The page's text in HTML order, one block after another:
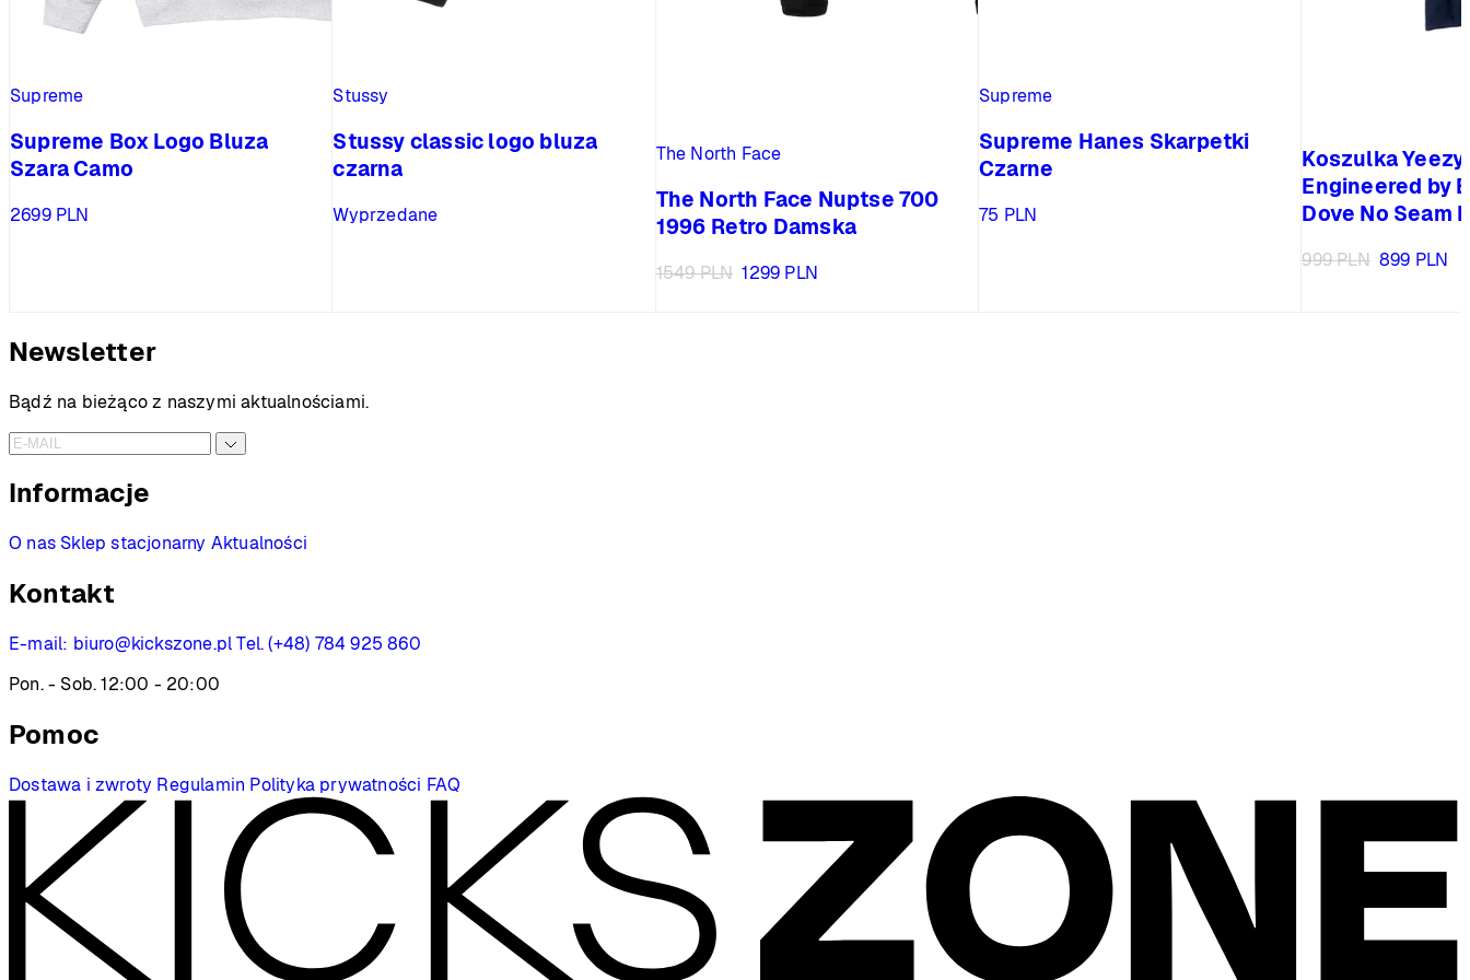
Supreme
Supreme Box Logo Bluza
Szara Camo
2699 PLN
Stussy
Stussy classic logo bluza
czarna
Wyprzedane
The North Face
The North Face Nuptse 700
1996 Retro Damska
1549PLN Pierwotna
1299 PLN
Supreme
Supreme Hanes Skarpetki
Czarne
75 PLN
Koszulka Yeezy
Engineered by
Dove No Seam
999PLN Pierwotna
899 PLN
Newsletter
Bądź na bieżąco z naszymi aktualnościami.
Informacje
O nas Sklep stacjonarny Aktualności
Kontakt
E-mail: biuro@kickszone.pl Tel. (+48) 784 925 860
Pon. - Sob. 12:00 - 20:00
Pomoc
Dostawa i zwroty Regulamin Polityka prywatności FAQ